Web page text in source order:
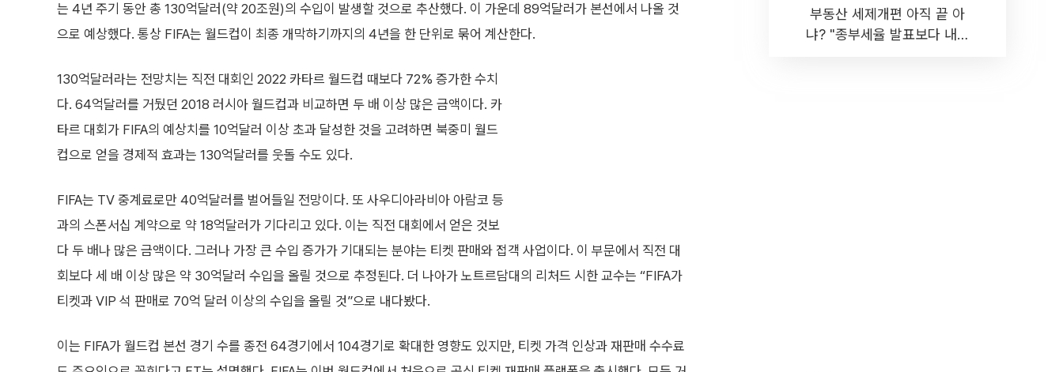
는 4년 주기 동안 총 130억달러(약 20조원)의 수입이 발생할 것으로 추산했다. 이 가운데 89억달러가 본선에서 나올 것
으로 예상했다. 통상 FIFA는 월드컵이 최종 개막하기까지의 4년을 한 단위로 묶어 계산한다.
130억달러라는 전망치는 직전 대회인 2022 카타르 월드컵 때보다 72% 증가한 수치
다. 64억달러를 거뒀던 2018 러시아 월드컵과 비교하면 두 배 이상 많은 금액이다. 카
타르 대회가 FIFA의 예상치를 10억달러 이상 초과 달성한 것을 고려하면 북중미 월드
컵으로 얻을 경제적 효과는 130억달러를 웃돌 수도 있다.
FIFA는 TV 중계료로만 40억달러를 벌어들일 전망이다. 또 사우디아라비아 아람코 등
과의 스폰서십 계약으로 약 18억달러가 기다리고 있다. 이는 직전 대회에서 얻은 것보
다 두 배나 많은 금액이다. 그러나 가장 큰 수입 증가가 기대되는 분야는 티켓 판매와 접객 사업이다. 이 부문에서 직전 대
회보다 세 배 이상 많은 약 30억달러 수입을 올릴 것으로 추정된다. 더 나아가 노트르담대의 리처드 시한 교수는 “FIFA가
티켓과 VIP 석 판매로 70억 달러 이상의 수입을 올릴 것”으로 내다봤다.
이는 FIFA가 월드컵 본선 경기 수를 종전 64경기에서 104경기로 확대한 영향도 있지만, 티켓 가격 인상과 재판매 수수료
부동산 세제개편 아직 끝 아
냐? "종부세율 발표보다 내릴